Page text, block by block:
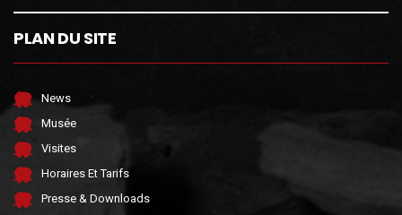
PLAN DU SITE
News
Musée
Visites
Horaires Et Tarifs
Presse & Downloads